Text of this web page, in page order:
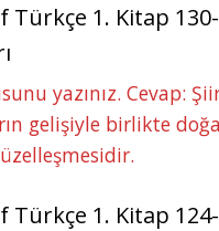
Türkçe 1. Kitap
yazınız. Cevap:
gelişiyle birlikte
Türkçe 1. Kitap